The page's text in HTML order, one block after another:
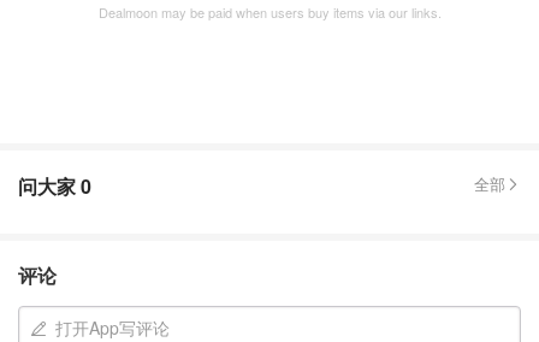
Dealmoon may be paid when users buy items via our links.
问大家0 全部
评论
打开App写评论